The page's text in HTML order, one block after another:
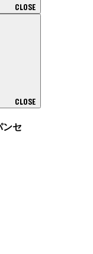
CLOSE
CLOSE
ンセ